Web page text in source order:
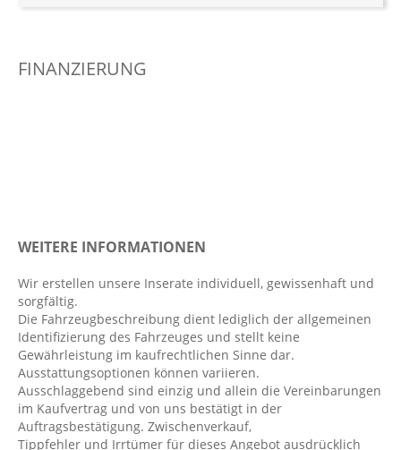
Automatisch öffnende Heckklappe
Dachreling: Aluminium-Optik
Dachspoiler
Dekoreinlagen Aluminium: Metall Mesh
Digitaler Radioempfang DAB+
Digitales Kombiinstrument
Durchladesystem
Einparkhilfe vorn und hinten: Parkassistent-
Paket
FINANZIERUNG
WEITERE INFORMATIONEN
Wir erstellen unsere Inserate individuell, gewissenhaft und
sorgfältig.
Die Fahrzeugbeschreibung dient lediglich der allgemeinen
Identifizierung des Fahrzeuges und stellt keine
Gewährleistung im kaufrechtlichen Sinne dar.
Ausstattungsoptionen können variieren.
Ausschlaggebend sind einzig und allein die Vereinbarungen
im Kaufvertrag und von uns bestätigt in der
Auftragsbestätigung. Zwischenverkauf,
Tippfehler und Irrtümer für dieses Angebot ausdrücklich